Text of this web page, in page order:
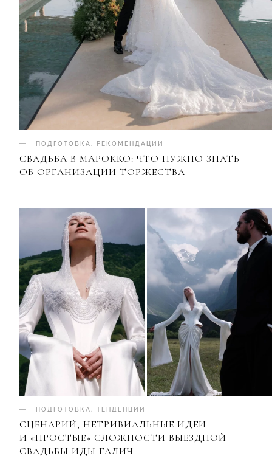
ПОДГОТОВКА РЕКОМЕНДАЦИИ
СВАДЬБА В МАРОККО: ЧТО НУЖНО ЗНАТЬ
ОБ ОРГАНИЗАЦИИ ТОРЖЕСТВА
ПОДГОТОВКА ТЕНДЕНЦИИ
СЦЕНАРИЙ, НЕТРИВИАЛЬНЫЕ ИДЕИ
И «ПРОСТЫЕ» СЛОЖНОСТИ ВЫЕЗДНОЙ
СВАДЬБЫ ИДЫ ГАЛИЧ